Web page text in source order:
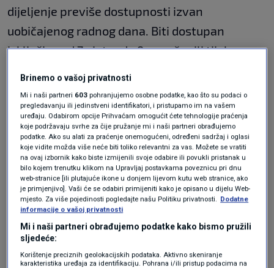
dijeljenje previše dostupnosti izvan
uobičajenog radnog dana. Biti dostupan
isključivo od 7 ujutro do 9 navečer ili tijekom
izazivanja
frustracije
kod osobe koja vas
intervjuira.
Oslovite ljude imenom
Može se činiti kao sitan detalj, ali oslovljavanje
ljudi po imenu može puno pomoći u izgradnji
odnosa s nekim novim.
Brinemo o vašoj privatnosti
Mi i naši partneri 603 pohranjujemo osobne podatke, kao što su podaci o
pregledavanju ili jedinstveni identifikatori, i pristupamo im na vašem
uređaju. Odabirom opcije Prihvaćam omogućit ćete tehnologije praćenja
koje podržavaju svrhe za čije pružanje mi i naši partneri obrađujemo
podatke. Ako su alati za praćenje onemogućeni, određeni sadržaj i oglasi
koje vidite možda više neće biti toliko relevantni za vas. Možete se vratiti
na ovaj izbornik kako biste izmijenili svoje odabire ili povukli pristanak u
bilo kojem trenutku klikom na Upravljaj postavkama poveznicu pri dnu
web-stranice [ili plutajuće ikone u donjem lijevom kutu web stranice, ako
je primjenjivo]. Vaši će se odabiri primijeniti kako je opisano u dijelu Web-
mjesto. Za više pojedinosti pogledajte našu Politiku privatnosti. Dodatne
informacije o vašoj privatnosti
Mi i naši partneri obrađujemo podatke kako bismo pružili
sljedeće:
Korištenje preciznih geolokacijskih podataka. Aktivno skeniranje
karakteristika uređaja za identifikaciju. Pohrana i/ili pristup podacima na